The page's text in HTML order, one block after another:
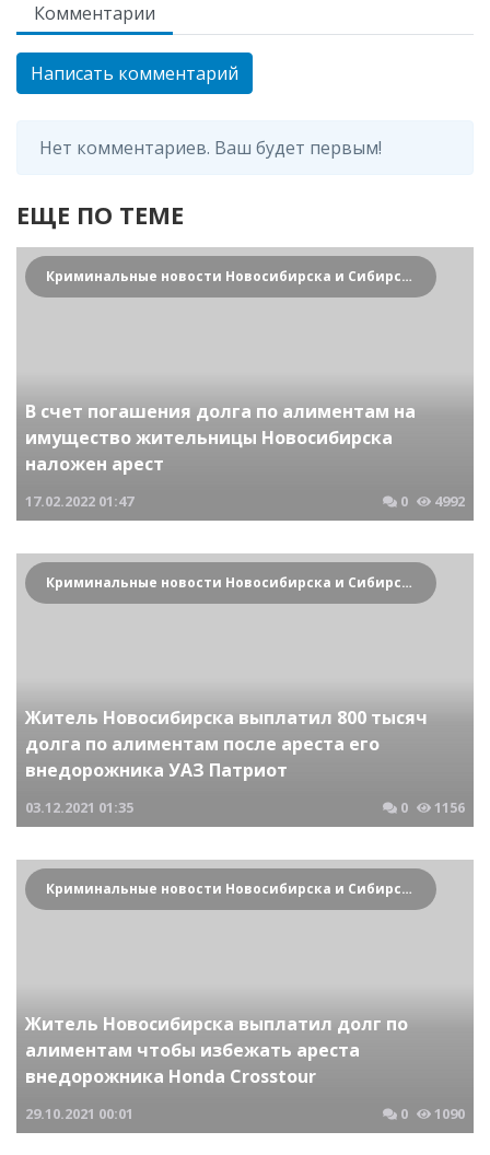
Комментарии
Написать комментарий
Нет комментариев. Ваш будет первым!
ЕЩЕ ПО ТЕМЕ
Криминальные новости Новосибирска и Сибирского региона
В счет погашения долга по алиментам на
имущество жительницы Новосибирска
наложен арест
17.02.2022 01:47 0 4992
Криминальные новости Новосибирска и Сибирского региона
Житель Новосибирска выплатил 800 тысяч
долга по алиментам после ареста его
внедорожника УАЗ Патриот
03.12.2021 01:35 0 1156
Криминальные новости Новосибирска и Сибирского региона
Житель Новосибирска выплатил долг по
алиментам чтобы избежать ареста
внедорожника Honda Crosstour
29.10.2021 00:01 0 1090